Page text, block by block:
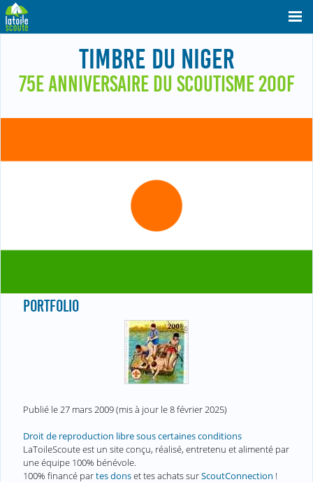
TIMBRE DU NIGER
75E ANNIVERSAIRE DU SCOUTISME 200F
PORTFOLIO
Publié le27 mars 2009(mis à jour le8 février 2025)
Droit de reproduction libre sous certaines conditions
LaToileScoute est un site conçu, réalisé, entretenu et alimenté par
une équipe 100% bénévole.
100% financé partes donset tes achats surScoutConnection !